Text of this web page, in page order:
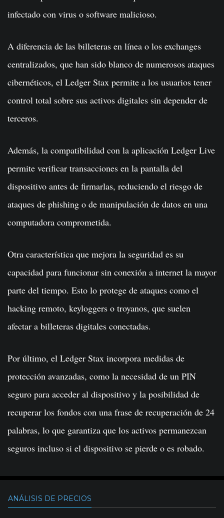
infectado con virus o software malicioso.
A diferencia de las billeteras en línea o los exchanges
centralizados, que han sido blanco de numerosos ataques
cibernéticos, el Ledger Stax permite a los usuarios tener
control total sobre sus activos digitales sin depender de
terceros.
Además, la compatibilidad con la aplicación Ledger Live
permite verificar transacciones en la pantalla del
dispositivo antes de firmarlas, reduciendo el riesgo de
ataques de phishing o de manipulación de datos en una
computadora comprometida.
Otra característica que mejora la seguridad es su
capacidad para funcionar sin conexión a internet la mayor
parte del tiempo. Esto lo protege de ataques como el
hacking remoto, keyloggers o troyanos, que suelen
afectar a billeteras digitales conectadas.
Por último, el Ledger Stax incorpora medidas de
protección avanzadas, como la necesidad de un PIN
seguro para acceder al dispositivo y la posibilidad de
recuperar los fondos con una frase de recuperación de 24
palabras, lo que garantiza que los activos permanezcan
seguros incluso si el dispositivo se pierde o es robado.
ANÁLISIS DE PRECIOS